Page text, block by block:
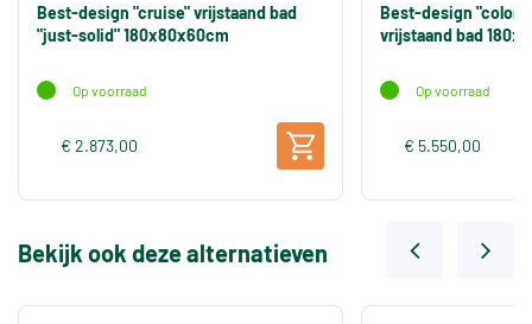
Best-design "cruise" vrijstaand bad
"just-solid" 180x80x60cm
Op voorraad
€ 2.873,00
Best-design
vrijstaand bad
Op voorraad
€ 5.550,00
Bekijk ook deze alternatieven